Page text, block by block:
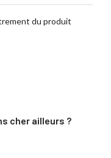
du produit
cher ailleurs ?